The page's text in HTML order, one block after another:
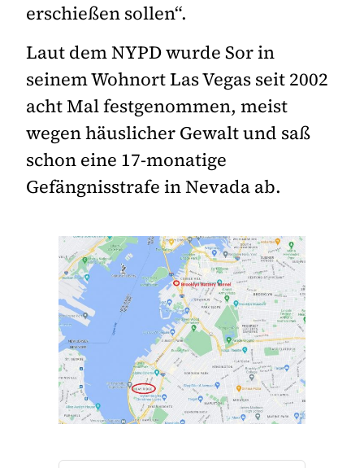
erschießen sollen“.
Laut dem NYPD wurde Sor in
seinem Wohnort Las Vegas seit 2002
acht Mal festgenommen, meist
wegen häuslicher Gewalt und saß
schon eine 17-monatige
Gefängnisstrafe in Nevada ab.